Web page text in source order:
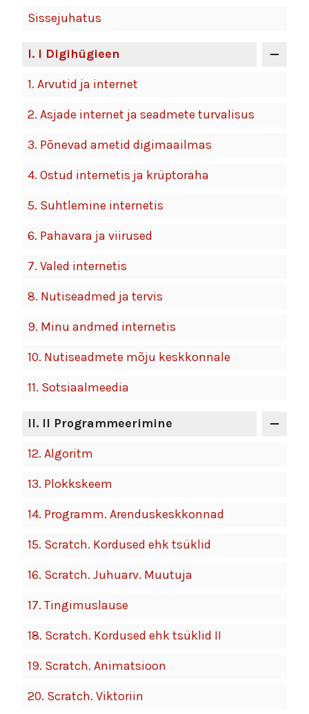
Sissejuhatus
I. I Digihügieen
1. Arvutid ja internet
2. Asjade internet ja seadmete turvalisus
3. Põnevad ametid digimaailmas
4. Ostud internetis ja krüptoraha
5. Suhtlemine internetis
6. Pahavara ja viirused
7. Valed internetis
8. Nutiseadmed ja tervis
9. Minu andmed internetis
10. Nutiseadmete mõju keskkonnale
11. Sotsiaalmeedia
II. II Programmeerimine
12. Algoritm
13. Plokkskeem
14. Programm. Arenduskeskkonnad
15. Scratch. Kordused ehk tsüklid
16. Scratch. Juhuarv. Muutuja
17. Tingimuslause
18. Scratch. Kordused ehk tsüklid II
19. Scratch. Animatsioon
20. Scratch. Viktoriin